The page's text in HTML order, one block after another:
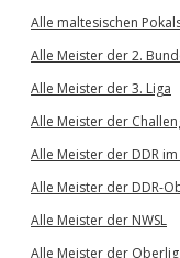
Alle maltesischen
Alle Meister der 2.
Alle Meister der 3. Liga
Alle Meister der
Alle Meister der DDR
Alle Meister der DDR-
Alle Meister der NWSL
Alle Meister der